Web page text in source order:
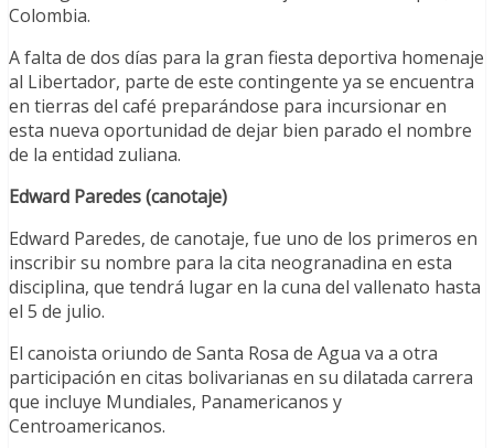
Colombia.
A falta de dos días para la gran fiesta deportiva homenaje
al Libertador, parte de este contingente ya se encuentra
en tierras del café preparándose para incursionar en
esta nueva oportunidad de dejar bien parado el nombre
de la entidad zuliana.
Edward Paredes (canotaje)
Edward Paredes, de canotaje, fue uno de los primeros en
inscribir su nombre para la cita neogranadina en esta
disciplina, que tendrá lugar en la cuna del vallenato hasta
el 5 de julio.
El canoista oriundo de Santa Rosa de Agua va a otra
participación en citas bolivarianas en su dilatada carrera
que incluye Mundiales, Panamericanos y
Centroamericanos.